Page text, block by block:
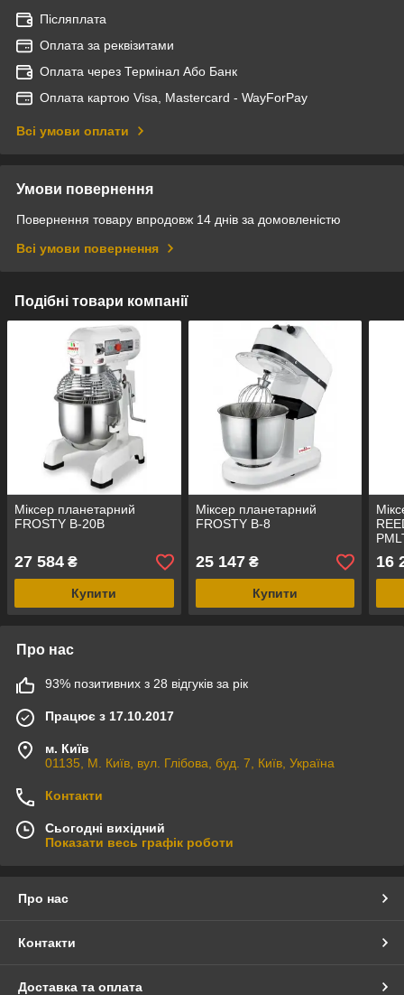
Післяплата
Оплата за реквізитами
Оплата через Термінал Або Банк
Оплата картою Visa, Mastercard - WayForPay
Всі умови оплати
Умови повернення
Повернення товару впродовж 14 днів за домовленістю
Всі умови повернення
Подібні товари компанії
Міксер планетарний
FROSTY B-20B
27 584 ₴
Купити
Міксер планетарний
FROSTY B-8
25 147₴
Купити
16
Про нас
93% позитивних з 28 відгуків за рік
Працює з 17.10.2017
м. Київ
01135, М. Київ, вул. Глібова, буд. 7, Київ, Україна
Контакти
Сьогодні вихідний
Показати весь графік роботи
Про нас
Контакти
Доставка та оплата